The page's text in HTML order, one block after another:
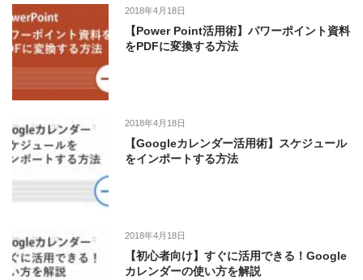
2018年4月18日
【Power Point活用術】パワーポイント資料
をPDFに変換する方法
2018年4月18日
【Googleカレンダー活用術】スケジュール
をインポートする方法
2018年4月18日
【初心者向け】すぐに活用できる！Google
カレンダーの使い方を解説